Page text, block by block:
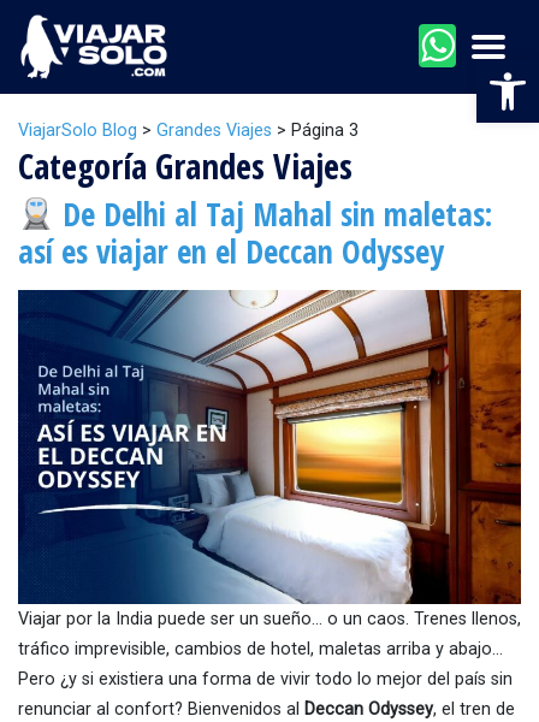
ViajarSolo Blog > Grandes Viajes > Página 3
Categoría Grandes Viajes
De Delhi al Taj Mahal sin maletas:
así es viajar en el Deccan Odyssey
Viajar por la India puede ser un sueño… o un caos. Trenes llenos,
tráfico imprevisible, cambios de hotel, maletas arriba y abajo…
Pero ¿y si existiera una forma de vivir todo lo mejor del país sin
renunciar al confort? Bienvenidos al Deccan Odyssey, el tren de